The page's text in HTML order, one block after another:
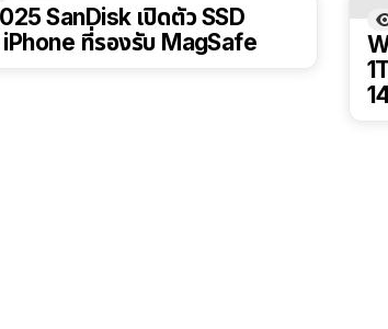
SanDisk เปิดตัว SSD
ที่รองรับ MagSafe